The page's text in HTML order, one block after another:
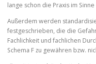
lange schon die Praxis im
Außerdem werden
festgeschrieben, die die
Fachlichkeit und fachlichen
Schema F zu gewähren bzw.